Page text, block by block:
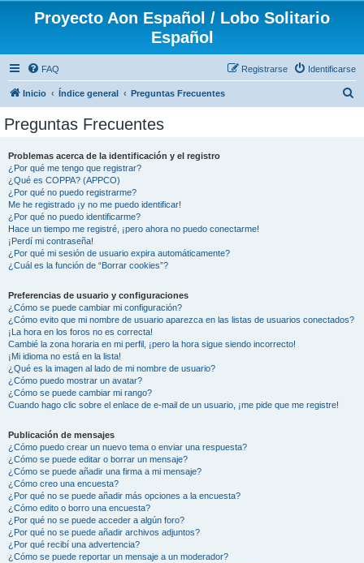
Proyecto Aon Español / Lobo Solitario
Español
FAQ Identificarse
Registrarse
Inicio Índice general Preguntas Frecuentes
Preguntas Frecuentes
Problemas acerca de la identificación y el registro
¿Por qué me tengo que registrar?
¿Qué es COPPA? (APPCO)
¿Por qué no puedo registrarme?
Me he registrado ¡y no me puedo identificar!
¿Por qué no puedo identificarme?
Hace un tiempo me registré, ¡pero ahora no puedo conectarme!
¡Perdí mi contraseña!
¿Por qué mi sesión de usuario expira automáticamente?
¿Cuál es la función de “Borrar cookies”?
Preferencias de usuario y configuraciones
¿Cómo se puede cambiar mi configuración?
¿Cómo evito que mi nombre de usuario aparezca en las listas de usuarios conectados?
¡La hora en los foros no es correcta!
Cambié la zona horaria en mi perfil, ¡pero la hora sigue siendo incorrecto!
¡Mi idioma no está en la lista!
¿Qué es la imagen al lado de mi nombre de usuario?
¿Cómo puedo mostrar un avatar?
¿Cómo se puede cambiar mi rango?
Cuando hago clic sobre el enlace de e-mail de un usuario, ¡me pide que me registre!
Publicación de mensajes
¿Cómo puedo crear un nuevo tema o enviar una respuesta?
¿Cómo se puede editar o borrar un mensaje?
¿Cómo se puede añadir una firma a mi mensaje?
¿Cómo creo una encuesta?
¿Por qué no se puede añadir más opciones a la encuesta?
¿Cómo edito o borro una encuesta?
¿Por qué no se puede acceder a algún foro?
¿Por qué no se puede añadir archivos adjuntos?
¿Por qué recibí una advertencia?
¿Cómo se puede reportar un mensaje a un moderador?